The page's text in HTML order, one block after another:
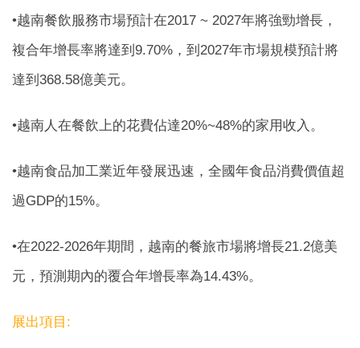
•越南餐飲服務市場預計在2017 ~ 2027年將強勁增長，
複合年增長率將達到9.70%，到2027年市場規模預計將
達到368.58億美元。
•越南人在餐飲上的花費佔達20%~48%的家用收入。
•越南食品加工業近年發展迅速，全國年食品消費價值超
過GDP的15%。
•在2022-2026年期間，越南的餐旅市場將增長21.2億美
元，預測期內的覆合年增長率為14.43%。
展出項目: